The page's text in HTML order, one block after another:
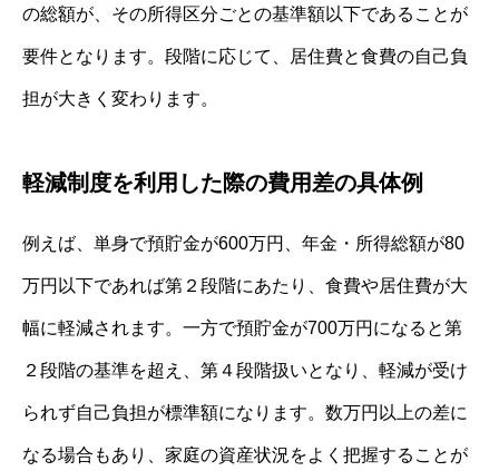
の総額が、その所得区分ごとの基準額以下であることが
要件となります。段階に応じて、居住費と食費の自己負
担が大きく変わります。
軽減制度を利用した際の費用差の具体例
例えば、単身で預貯金が600万円、年金・所得総額が80
万円以下であれば第２段階にあたり、食費や居住費が大
幅に軽減されます。一方で預貯金が700万円になると第
２段階の基準を超え、第４段階扱いとなり、軽減が受け
られず自己負担が標準額になります。数万円以上の差に
なる場合もあり、家庭の資産状況をよく把握することが